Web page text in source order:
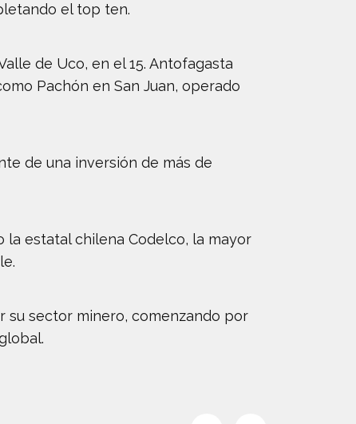
el top ten.
de Uco, en el 15. Antofagasta
Pachón en San Juan, operado
de una inversión de más de
estatal chilena Codelco, la mayor
su sector minero, comenzando por